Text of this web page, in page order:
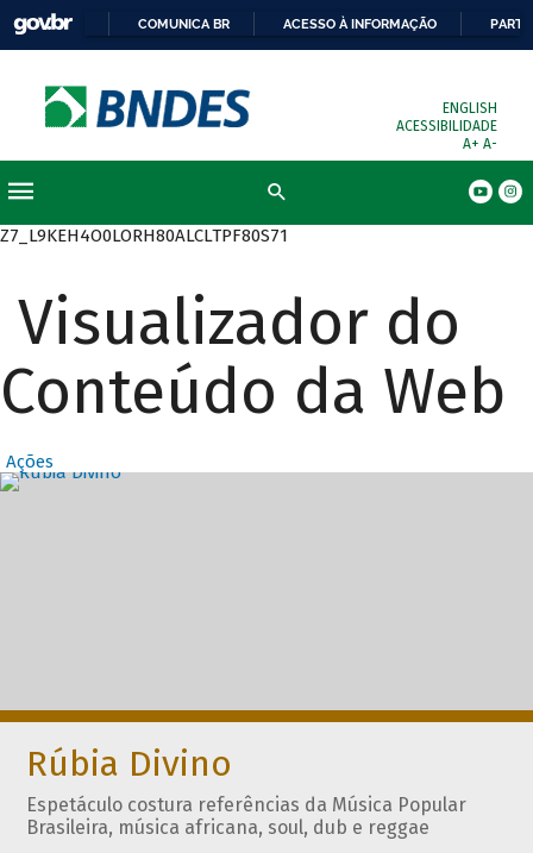
COMUNICA BR ACESSO À INFORMAÇÃO
ENGLISH
ACESSIBILIDADE
A+ A-
Z7_L9KEH4O0LORH80ALCLTPF80S71
Visualizador do
Conteúdo da Web
Ações
Destaques
Rúbia Divino
Espetáculo costura referências da Música Popular
Brasileira, música africana, soul, dub e reggae